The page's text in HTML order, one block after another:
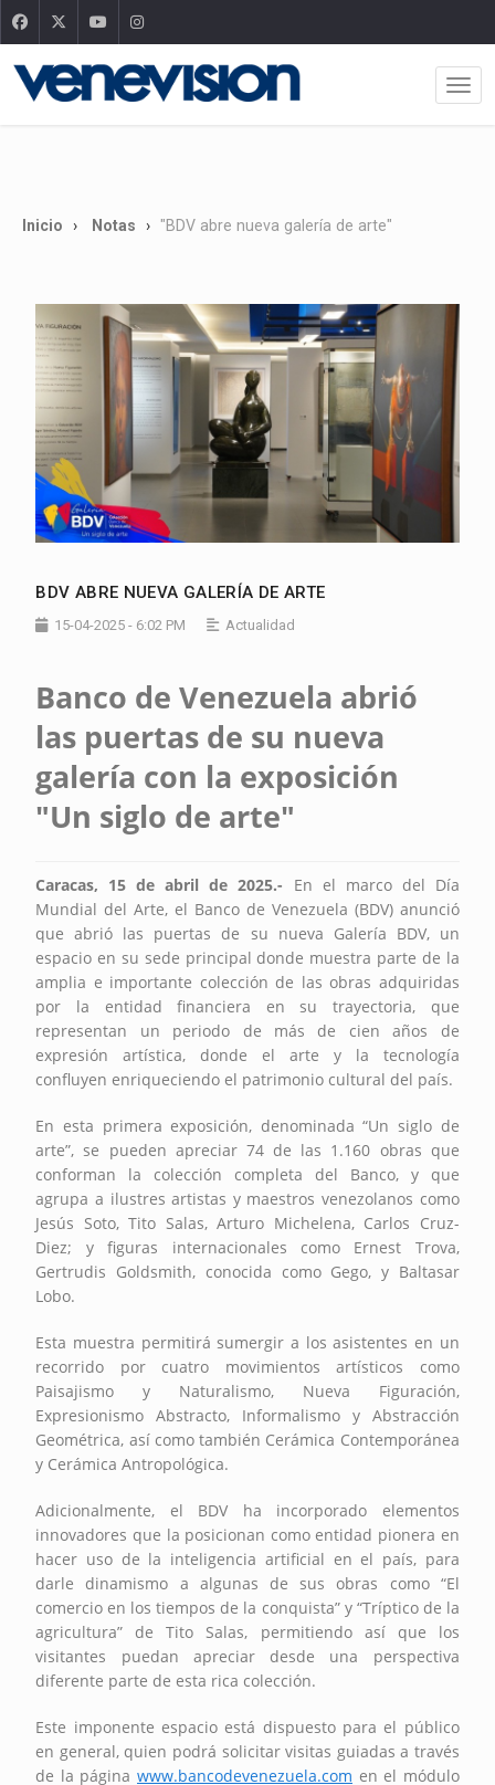
Inicio Notas "BDV abre nueva galería de arte"
BDV ABRE NUEVA GALERÍA DE ARTE
15-04-2025 - 6:02 PM Actualidad
Banco de Venezuela abrió
las puertas de su nueva
galería con la exposición
"Un siglo de arte"
Caracas, 15 de abril de 2025.- En el marco del Día
Mundial del Arte, el Banco de Venezuela (BDV) anunció
que abrió las puertas de su nueva Galería BDV, un
espacio en su sede principal donde muestra parte de la
amplia e importante colección de las obras adquiridas
por la entidad financiera en su trayectoria, que
representan un periodo de más de cien años de
expresión artística, donde el arte y la tecnología
confluyen enriqueciendo el patrimonio cultural del país.
En esta primera exposición, denominada “Un siglo de
arte”, se pueden apreciar 74 de las 1.160 obras que
conforman la colección completa del Banco, y que
agrupa a ilustres artistas y maestros venezolanos como
Jesús Soto, Tito Salas, Arturo Michelena, Carlos Cruz-
Diez; y figuras internacionales como Ernest Trova,
Gertrudis Goldsmith, conocida como Gego, y Baltasar
Lobo.
Esta muestra permitirá sumergir a los asistentes en un
recorrido por cuatro movimientos artísticos como
Paisajismo y Naturalismo, Nueva Figuración,
Expresionismo Abstracto, Informalismo y Abstracción
Geométrica, así como también Cerámica Contemporánea
y Cerámica Antropológica.
Adicionalmente, el BDV ha incorporado elementos
innovadores que la posicionan como entidad pionera en
hacer uso de la inteligencia artificial en el país, para
darle dinamismo a algunas de sus obras como “El
comercio en los tiempos de la conquista” y “Tríptico de la
agricultura” de Tito Salas, permitiendo así que los
visitantes puedan apreciar desde una perspectiva
diferente parte de esta rica colección.
Este imponente espacio está dispuesto para el público
en general, quien podrá solicitar visitas guiadas a través
de la página www.bancodevenezuela.com en el módulo